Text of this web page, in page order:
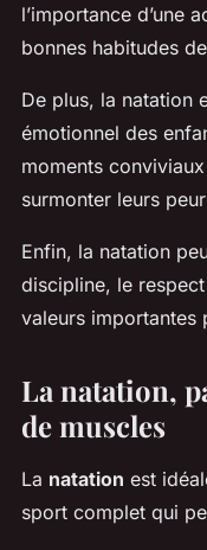
l’importance d’une
bonnes habitudes
De plus, la natation
émotionnel des
moments
surmonter leurs
Enfin, la natation
discipline, le
valeurs importantes
La natation,
de muscles
La natation est
sport complet qui